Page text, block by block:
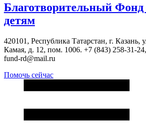
Благотворительный
детям
420101, Республика Татарстан, г. Казань,
Камая, д. 12, пом. 1006. +7 (843) 258-31-
fund-rd@mail.ru
Помочь сейчас